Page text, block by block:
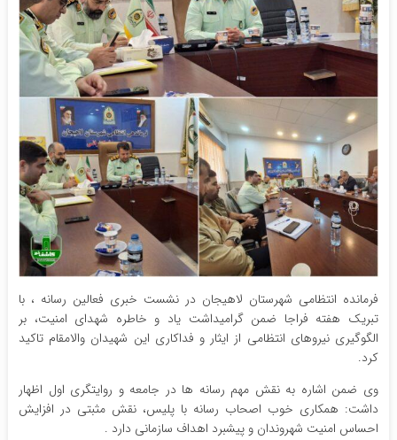
فرمانده انتظامی شهرستان لاهیجان در نشست خبری فعالین رسانه ، با
تبریک هفته فراجا ضمن گرامیداشت یاد و خاطره شهدای امنیت، بر
الگوگیری نیروهای انتظامی از ایثار و فداکاری این شهیدان والامقام تاکید
کرد.
وی ضمن اشاره به نقش مهم رسانه ها در جامعه و روایتگری اول اظهار
داشت: همکاری خوب اصحاب رسانه با پلیس، نقش مثبتی در افزایش
احساس امنیت شهروندان و پیشبرد اهداف سازمانی دارد .